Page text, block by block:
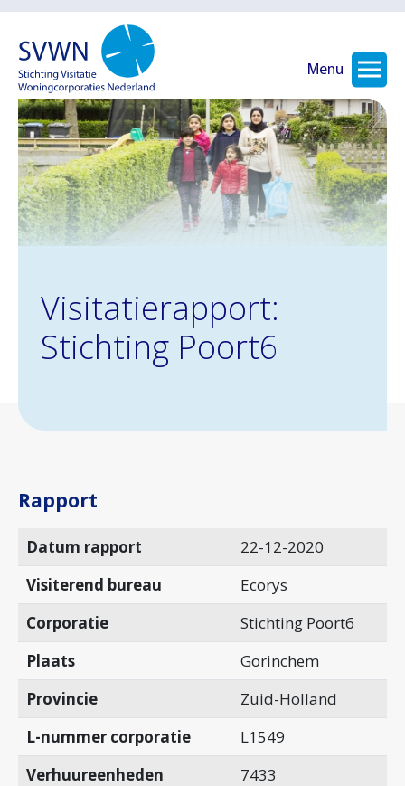
Menu
Visitatierapport:
Stichting Poort6
Rapport
Datum rapport
22-12-2020
Visiterend bureau
Ecorys
Corporatie
Stichting Poort6
Plaats
Gorinchem
Provincie
Zuid-Holland
L-nummer corporatie
L1549
Verhuureenheden
7433